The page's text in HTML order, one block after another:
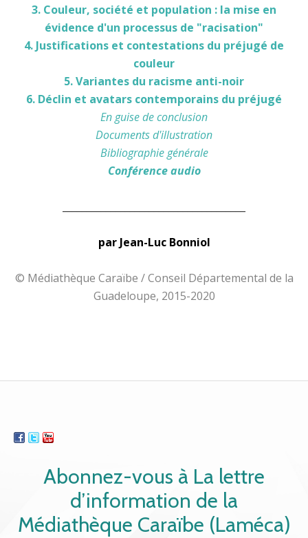
3. Couleur, société et population : la mise en
évidence d'un processus de "racisation"
4. Justifications et contestations du préjugé de
couleur
5. Variantes du racisme anti-noir
6. Déclin et avatars contemporains du préjugé
En guise de conclusion
Documents d'illustration
Bibliographie générale
Conférence audio
par Jean-Luc Bonniol
© Médiathèque Caraïbe / Conseil Départemental de la
Guadeloupe, 2015-2020
Abonnez-vous à La lettre
d’information de la
Médiathèque Caraïbe (Laméca)